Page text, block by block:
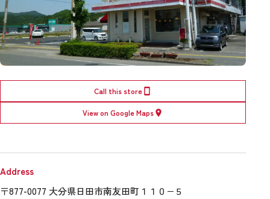
Call this store
View on Google Maps
Address
〒877-0077 大分県日田市南友田町１１０−５